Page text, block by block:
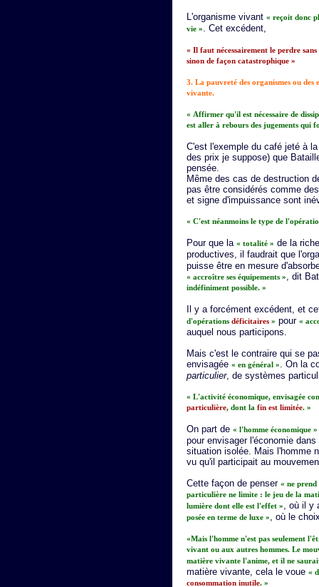
L'organisme vivant « reçoit donc
vie ». Cet excédent,
« Il faut nécessairement le perdre
sinon de façon catastrophique »
3. La pauvreté des organismes ou des
vivante.
« Affirmer qu'il est nécessaire de
est aller à rebours des jugements qui
C'est l'exemple du café jeté à
des prix je suppose) que
pensée.
Même des cas de destruction
pas être considérés comme
et signe d'impuissance sont
« C'est néanmoins le type de
Pour que la « totalité » de la
productives, il faudrait que
puisse être en mesure
« accroître ses équipements », dit
indéfiniment possible. »
Il y a forcément excédent, et
d'opérations déficitaires » pour «
auquel nous participons.
Mais c'est le contraire qui se
envisagée « en général ». On la
particulier, de systèmes
« L'activité économique, envisagée
particulière, dont la fin est limitée. »
On part de « l'homme économique »
pour envisager l'économie
situation isolée. Mais l'homme
vu qu'il participait au
Cette façon de penser « ne
particulière ne limite : le jeu de la
lumière dont elle est l'effet », où il y
posée en terme de luxe », où le
«Mais l'homme n'est pas seulement
vivant ou aux autres hommes. Le
matière vivante l'anime, et il ne
matière vivante, cela le voue «
consommation inutile. »